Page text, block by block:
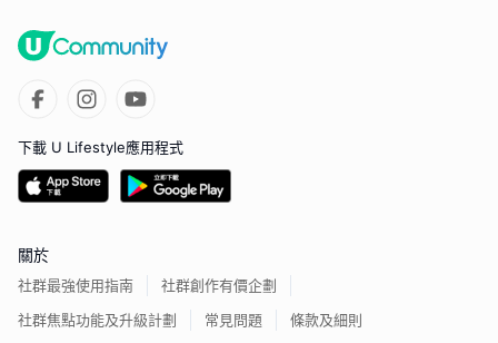
下載 U Lifestyle應用程式
關於
社群最強使用指南
社群創作有價企劃
社群焦點功能及升級計劃
常見問題 條款及細則